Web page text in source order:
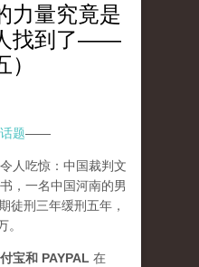
力量究竟是
找到了——
题——
人吃惊：中国裁判文
，一名中国河南的男
徒刑三年缓刑五年，
。
宝和 PAYPAL 在